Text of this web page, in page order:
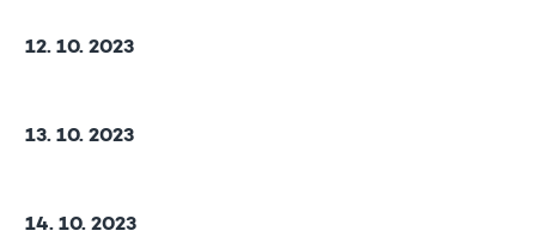
12. 10. 2023
13. 10. 2023
14. 10. 2023